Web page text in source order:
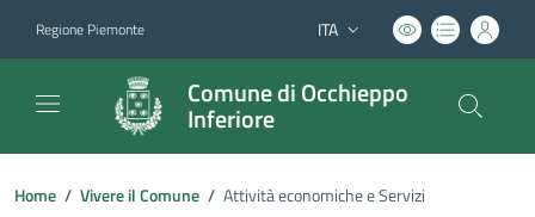
Regione Piemonte Lingua attiva:
ITA
Comune di Occhieppo
Inferiore
Home / Vivere il Comune / Attività economiche e Servizi